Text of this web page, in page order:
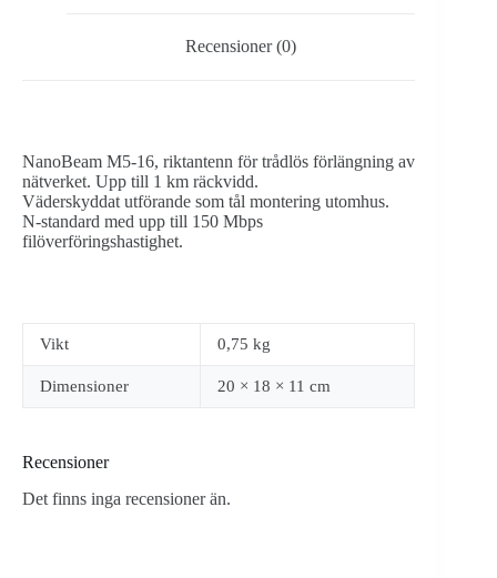
Recensioner (0)
NanoBeam M5-16, riktantenn för trådlös förlängning av
nätverket. Upp till 1 km räckvidd.
Väderskyddat utförande som tål montering utomhus.
N-standard med upp till 150 Mbps
filöverföringshastighet.
Vikt 0,75 kg
Dimensioner 20 × 18 × 11 cm
Recensioner
Det finns inga recensioner än.